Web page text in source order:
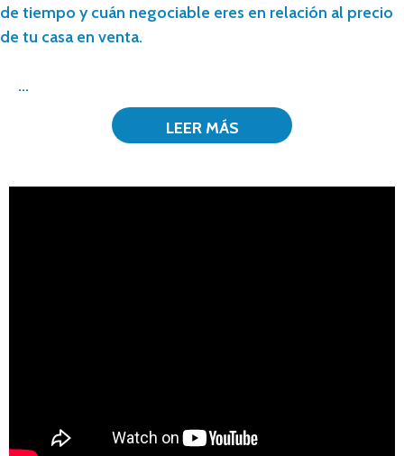
de tiempo y cuán negociable eres en relación al precio
de tu casa en venta.
...
LEER MÁS